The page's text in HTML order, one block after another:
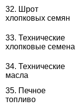
32. Шрот
хлопковых семян
33. Технические
хлопковые семена
34. Технические
масла
35. Печное
топливо